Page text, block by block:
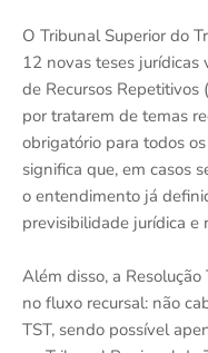
O Tribunal Superior do
12 novas teses
de Recursos Repetitivos
por tratarem de temas
obrigatório para todos
significa que, em casos
o entendimento já
previsibilidade jurídica e
Além disso, a
no fluxo recursal: não
TST, sendo possível